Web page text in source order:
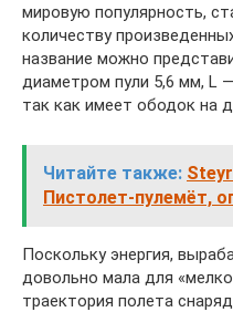
мировую популярность,
количеству
название можно
диаметром пули 5,6 мм, L
так как имеет ободок на
Читайте также:
Пистолет-пулемёт,
Поскольку энергия,
довольно мала для
траектория полета